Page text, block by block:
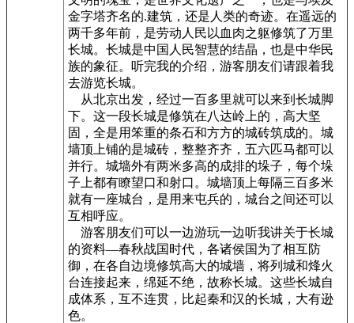
金字塔齐名的.建筑，还是人类的奇迹。在遥远的
两千多年前，是劳动人民以血肉之躯修筑了万里
长城。长城是中国人民智慧的结晶，也是中华民
族的象征。听完我的介绍，游客朋友们请跟着我
去游览长城。
从北京出发，经过一百多里就可以来到长城脚
下。这一段长城是修筑在八达岭上的，高大坚
固，全是用笨重的条石和方方的城砖筑成的。城
墙顶上铺的是城砖，整整齐齐，五六匹马都可以
并行。城墙外有两米多高的成排的垛子，每个垛
子上都有瞭望口和射口。城墙顶上每隔三百多米
就有一座城台，是用来屯兵的，城台之间还可以
互相呼应。
游客朋友们可以一边游玩一边听我讲关于长城
的资料—春秋战国时代，各诸侯国为了相互防
御，在各自边境修筑高大的城墙，将列城和烽火
台连接起来，绵延不绝，故称长城。这些长城自
成体系，互不连贯，比起秦和汉的长城，大有逊
色。